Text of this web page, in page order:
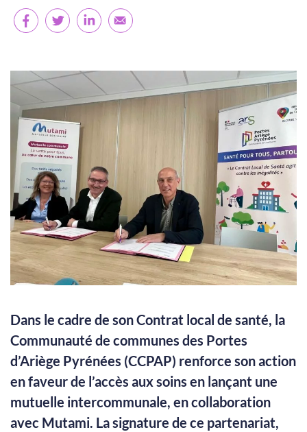
Dans le cadre de son Contrat local de santé, la
Communauté de communes des Portes
d’Ariège Pyrénées (CCPAP) renforce son action
en faveur de l’accès aux soins en lançant une
mutuelle intercommunale, en collaboration
avec Mutami. La signature de ce partenariat,